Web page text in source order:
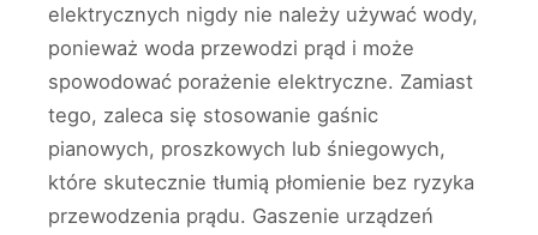
elektrycznych nigdy nie należy używać wody,
ponieważ woda przewodzi prąd i może
spowodować porażenie elektryczne. Zamiast
tego, zaleca się stosowanie gaśnic
pianowych, proszkowych lub śniegowych,
które skutecznie tłumią płomienie bez ryzyka
przewodzenia prądu. Gaszenie urządzeń